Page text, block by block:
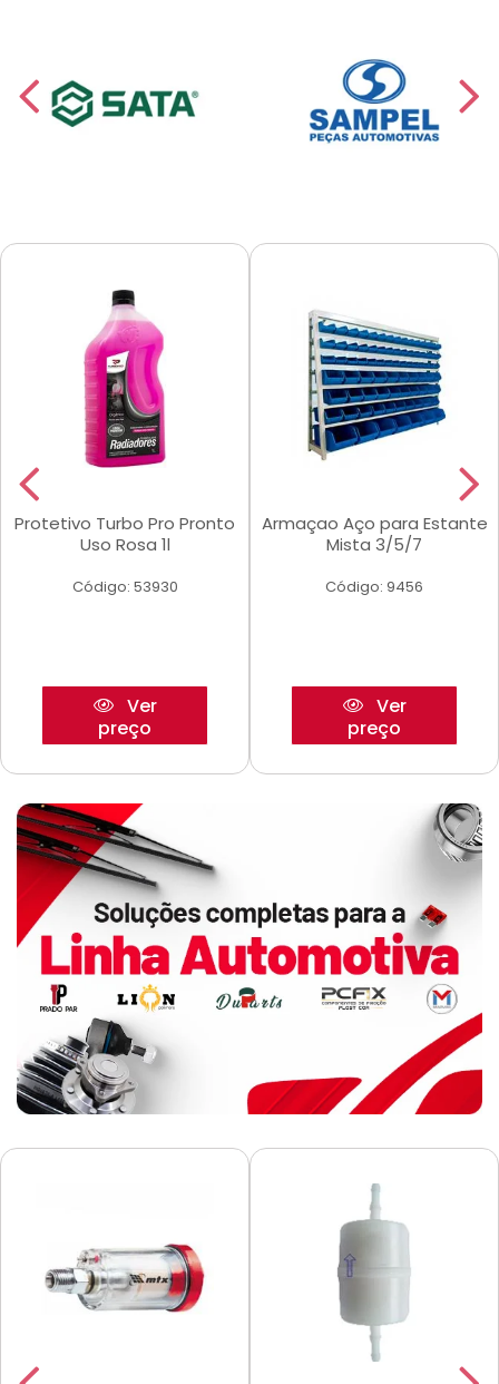
Protetivo Turbo Pro Pronto
Uso Rosa 1l
Código: 53930
Ver
preço
Armaçao Aço para Estante
Mista 3/5/7
Código: 9456
Ver
preço